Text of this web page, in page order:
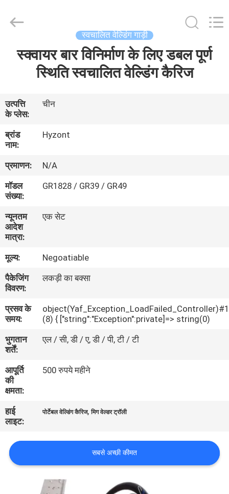
वीडियो
बारे
में
कारखाना
भ्रमण
गुणवत्ता
नियंत्रण
एक
उद्धरण
का
अनुरोध
करें
साइटमैप
गोपनीयता
Technologies
Co.,Ltd..
स्वचालित वेल्डिंग गाड़ी
स्क्वायर बार विनिर्माण के लिए डबल पूर्ण
स्थिति स्वचालित वेल्डिंग कैरिज
उत्पत्ति
के प्लेस:
चीन
ब्रांड
नाम:
Hyzont
प्रमाणन:
N/A
मॉडल
संख्या:
GR1828 / GR39 / GR49
न्यूनतम
आदेश
मात्रा:
एक सेट
मूल्य:
Negoatiable
पैकेजिंग
विवरण:
लकड़ी का बक्सा
प्रसव के
समय:
(8) { ["string":"Exception":private]=> string(0)
भुगतान
शर्तें:
एल / सी, डी / ए, डी / पी, टी / टी
आपूर्ति
की
क्षमता:
500 रुपये महीने
हाई
लाइट:
पोर्टेबल वेल्डिंग कैरिज,मिग वेल्डर ट्रॉली
सबसे अच्छी कीमत